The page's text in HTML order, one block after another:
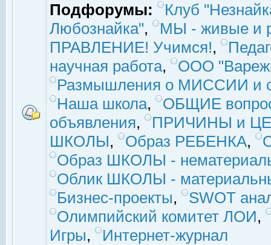
Подфорумы:
Клуб
Любознайка",
МЫ - живые и
ПРАВЛЕНИЕ! Учимся!,
научная работа,
ООО
Размышления о МИССИИ и
Наша школа,
ОБЩИЕ
объявления,
ПРИЧИНЫ и
ШКОЛЫ, Образ РЕБЕНКА,
Образ ШКОЛЫ -
Облик ШКОЛЫ -
Бизнес-проекты,
SWOT
Олимпийский комитет ЛОИ,
Игры, Интернет-журнал